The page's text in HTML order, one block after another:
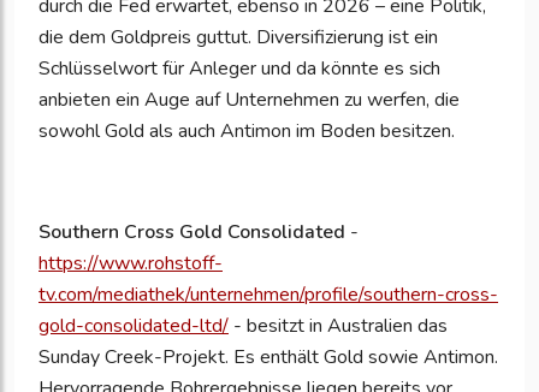
durch die Fed erwartet, ebenso in 2026 – eine Politik,
die dem Goldpreis guttut. Diversifizierung ist ein
Schlüsselwort für Anleger und da könnte es sich
anbieten ein Auge auf Unternehmen zu werfen, die
sowohl Gold als auch Antimon im Boden besitzen.
Southern Cross Gold Consolidated -
https://www.rohstoff-
tv.com/mediathek/unternehmen/profile/southern-cross-
gold-consolidated-ltd/ - besitzt in Australien das
Sunday Creek-Projekt. Es enthält Gold sowie Antimon.